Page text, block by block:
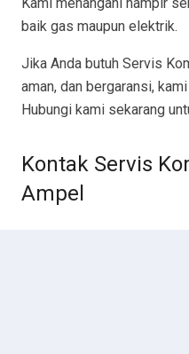
baik gas maupun elektrik.
Jika Anda butuh Servis
aman, dan bergaransi,
Hubungi kami sekarang
Kontak Servis
Ampel